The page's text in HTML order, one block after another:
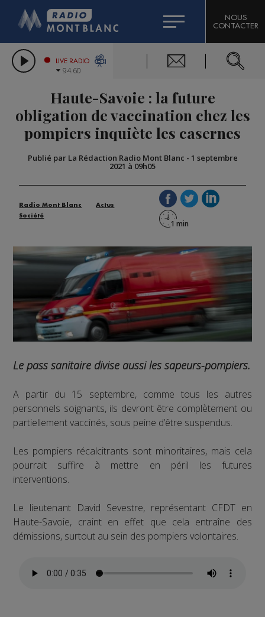
LES CHRONIQUES DE L'EXPERT
CITIZEN MACHINERY
GRAND MASSIF DOMAINES SKIABLES
BIGARD
COMPAGNIE DU MONT-BLANC
NOUS
CONTACTER
LIVE RADIO
94.60
Haute-Savoie : la future
obligation de vaccination chez les
pompiers inquiète les casernes
Publié par La Rédaction Radio Mont Blanc - 1 septembre
2021 à 09h05
Radio Mont Blanc
Actus
Société
Le pass sanitaire divise aussi les sapeurs-pompiers.
A partir du 15 septembre, comme tous les autres
personnels soignants, ils devront être complètement ou
partiellement vaccinés, sous peine d’être suspendus.
Les pompiers récalcitrants sont minoritaires, mais cela
pourrait suffire à mettre en péril les futures
interventions.
Le lieutenant David Sevestre, représentant CFDT en
Haute-Savoie, craint en effet que cela entraîne des
démissions, surtout au sein des pompiers volontaires.